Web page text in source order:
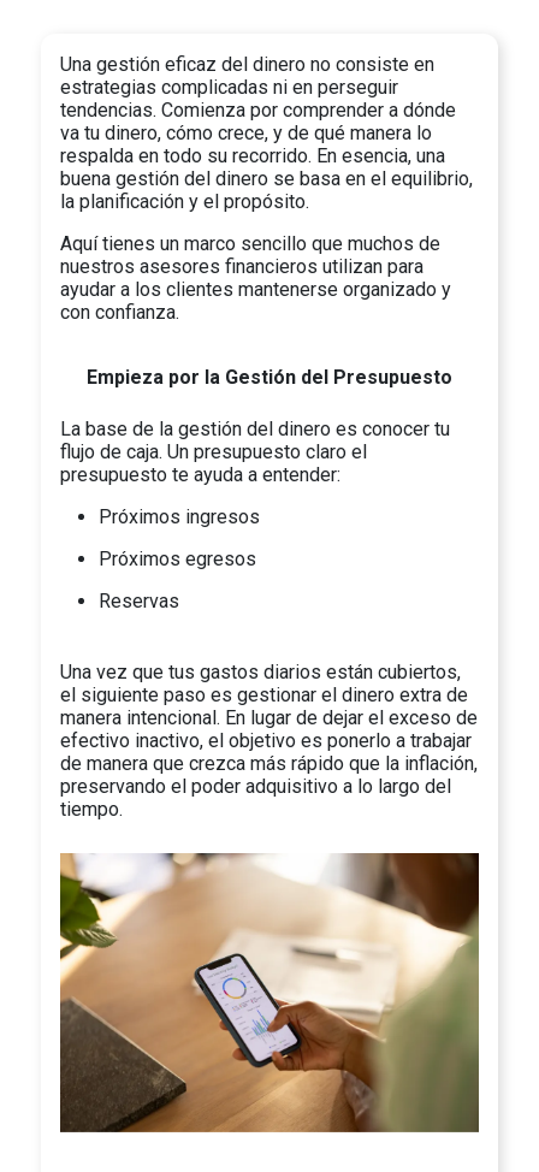
Una gestión eficaz del dinero no consiste en
estrategias complicadas ni en perseguir
tendencias. Comienza por comprender a dónde
va tu dinero, cómo crece, y de qué manera lo
respalda en todo su recorrido. En esencia, una
buena gestión del dinero se basa en el equilibrio,
la planificación y el propósito.
Aquí tienes un marco sencillo que muchos de
nuestros asesores financieros utilizan para
ayudar a los clientes mantenerse organizado y
con confianza.
Empieza por la Gestión del Presupuesto
La base de la gestión del dinero es conocer tu
flujo de caja. Un presupuesto claro el
presupuesto te ayuda a entender:
Próximos ingresos
Próximos egresos
Reservas
Una vez que tus gastos diarios están cubiertos,
el siguiente paso es gestionar el dinero extra de
manera intencional. En lugar de dejar el exceso de
efectivo inactivo, el objetivo es ponerlo a trabajar
de manera que crezca más rápido que la inflación,
preservando el poder adquisitivo a lo largo del
tiempo.